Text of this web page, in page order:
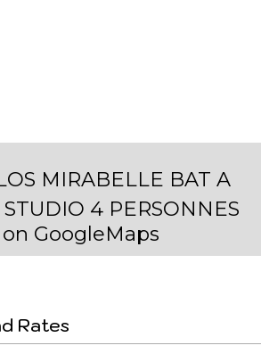
MIRABELLE BAT A
4 PERSONNES
GoogleMaps
Rates